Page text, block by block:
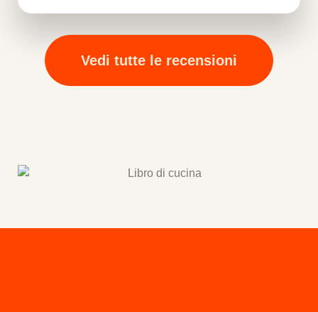
Vedi tutte le recensioni